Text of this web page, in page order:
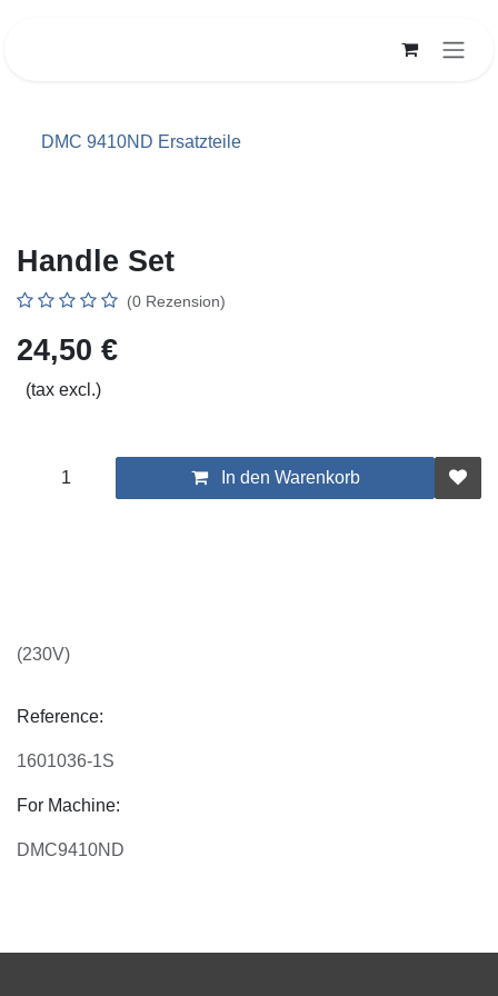
DMC 9410ND Ersatzteile
Handle Set
(0 Rezension)
24,50€
(tax excl.)
In den Warenkorb
(230V)
Reference:
1601036-1S
For Machine:
DMC9410ND